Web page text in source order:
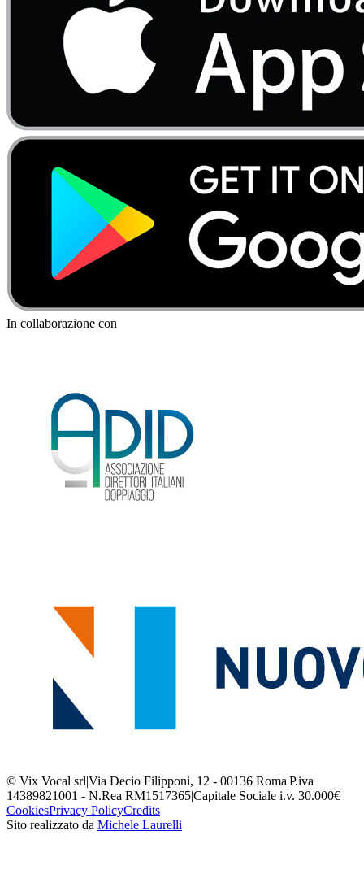
In collaborazione con
© Vix Vocal srl|Via Decio Filipponi, 12 - 00136 Roma|P.iva
14389821001 - N.Rea RM1517365|Capitale Sociale i.v. 30.000€
CookiesPrivacy PolicyCredits
Sito realizzato da Michele Laurelli